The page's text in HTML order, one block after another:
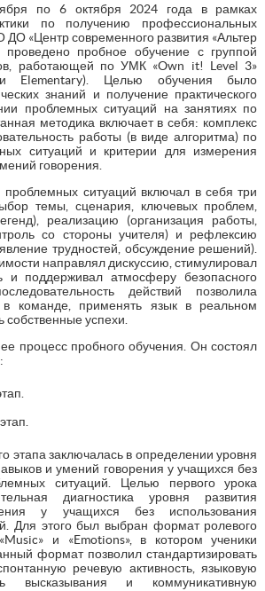
по 6 октября 2024 года в рамках
по получению профессиональных
«Центр современного развития «Альтер
пробное обучение с группой
работающей по УМК «Own it! Level 3»
Elementary). Целью обучения было
знаний и получение практического
проблемных ситуаций на занятиях по
методика включает в себя: комплекс
работы (в виде алгоритма) по
ситуаций и критерии для измерения
говорения.
проблемных ситуаций включал в себя три
темы, сценария, ключевых проблем,
реализацию (организация работы,
со стороны учителя) и рефлексию
трудностей, обсуждение решений).
направлял дискуссию, стимулировал
и поддерживал атмосферу безопасного
действий позволила
в команде, применять язык в реальном
собственные успехи.
процесс пробного обучения. Он состоял
этапа заключалась в определении уровня
и умений говорения у учащихся без
ситуаций. Целью первого урока
диагностика уровня развития
у учащихся без использования
Для этого был выбран формат ролевого
и «Emotions», в котором ученики
формат позволил стандартизировать
речевую активность, языковую
высказывания и коммуникативную